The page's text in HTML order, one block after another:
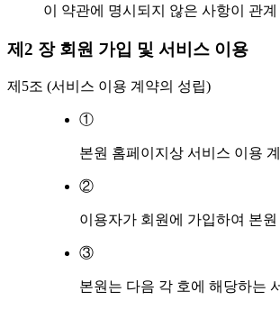
이 약관에 명시되지 않은 사항이 관
제2 장 회원 가입 및 서비스 이용
제5조 (서비스 이용 계약의 성립)
①
본원 홈페이지상 서비스 이용
②
이용자가 회원에 가입하여 본
③
본원는 다음 각 호에 해당하는